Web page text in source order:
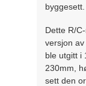
byggesett.
Dette R/
versjon
ble utgitt i
230mm,
sett den